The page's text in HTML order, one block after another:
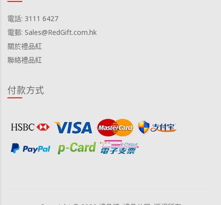
電話: 3111 6427
電郵: Sales@RedGift.com.hk
關於禮品紅
聯絡禮品紅
付款方式